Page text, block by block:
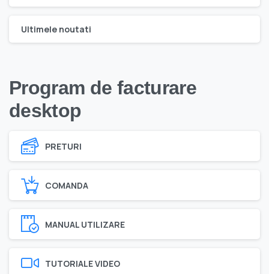
Ultimele noutati
Program de facturare
desktop
PRETURI
COMANDA
MANUAL UTILIZARE
TUTORIALE VIDEO